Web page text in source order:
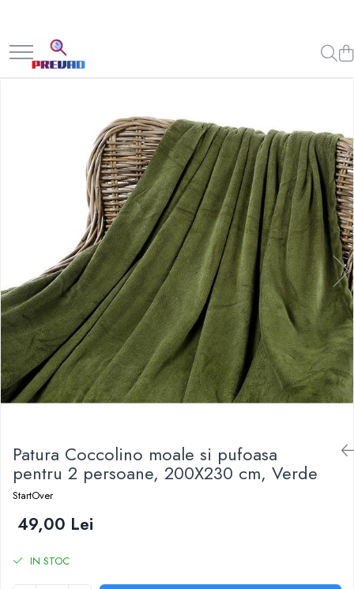
Patura Coccolino moale si pufoasa
pentru 2 persoane, 200X230 cm, Verde
StartOver
49,00 Lei
IN STOC